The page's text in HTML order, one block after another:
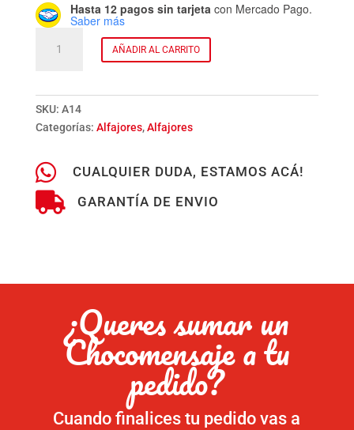
Hasta 12 pagos sin tarjetacon Mercado Pago.
Saber más
Surtidos
Docena
cantidad
AÑADIR AL CARRITO
SKU: A14
Categorías: Alfajores,Alfajores
 CUALQUIER DUDA, ESTAMOS ACÁ!
 GARANTÍA DE ENVIO
¿Queres sumar un
Chocomensaje a tu
pedido?
Cuando finalices tu pedido vas a